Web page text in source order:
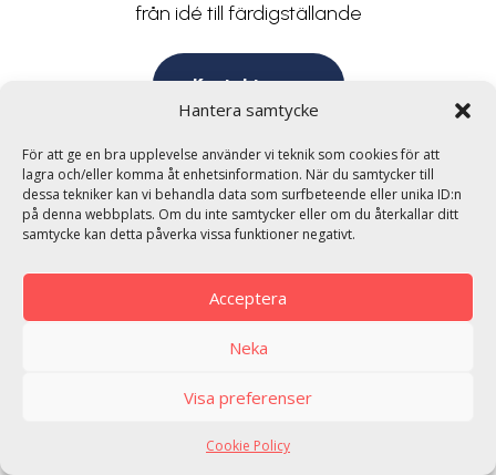
Hantera samtycke
För att ge en bra upplevelse använder vi teknik som cookies för att
lagra och/eller komma åt enhetsinformation. När du samtycker till
dessa tekniker kan vi behandla data som surfbeteende eller unika ID:n
på denna webbplats. Om du inte samtycker eller om du återkallar ditt
samtycke kan detta påverka vissa funktioner negativt.
Acceptera
Neka
Visa preferenser
Cookie Policy
från idé till färdigställande
Kontakta oss